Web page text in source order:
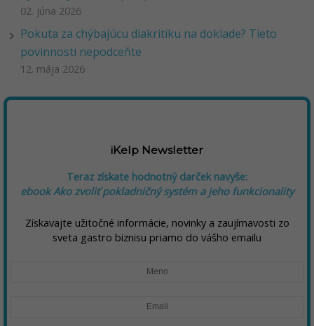
02. júna 2026
Pokuta za chýbajúcu diakritiku na doklade? Tieto
povinnosti nepodceňte
12. mája 2026
iKelp Newsletter
Teraz získate hodnotný darček navyše:
ebook Ako zvoliť pokladničný systém a jeho funkcionality
Získavajte užitočné informácie, novinky a zaujímavosti zo
sveta gastro biznisu priamo do vášho emailu